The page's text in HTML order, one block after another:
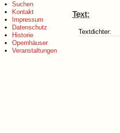
Suchen
Kontakt
Impressum
Datenschutz
Historie
Opernhäuser
Veranstaltungen
Text:
Textdichter: